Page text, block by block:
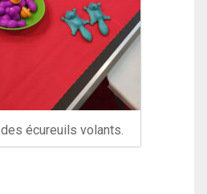
écureuils volants.